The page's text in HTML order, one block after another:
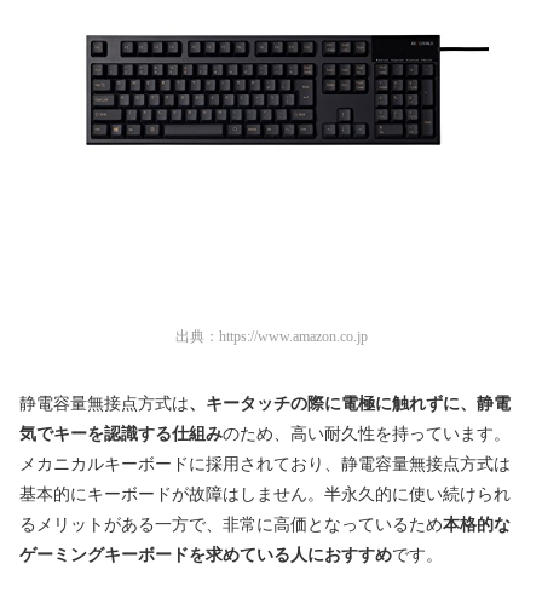
出典： https://www.amazon.co.jp
静電容量無接点方式は、キータッチの際に電極に触れずに、静電
気でキーを認識する仕組みのため、高い耐久性を持っています。
メカニカルキーボードに採用されており、静電容量無接点方式は
基本的にキーボードが故障はしません。半永久的に使い続けられ
るメリットがある一方で、非常に高価となっているため本格的な
ゲーミングキーボードを求めている人におすすめです。